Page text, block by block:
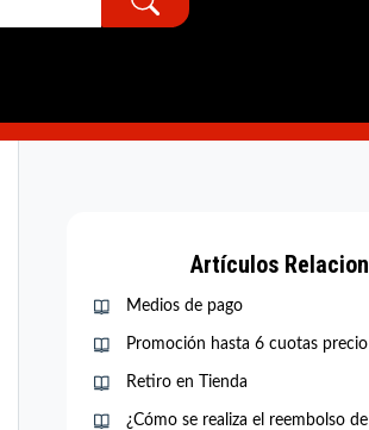
Artículos
Medios de pago
Promoción hasta 6 cuotas
Retiro en Tienda
¿Cómo se realiza el reembolso